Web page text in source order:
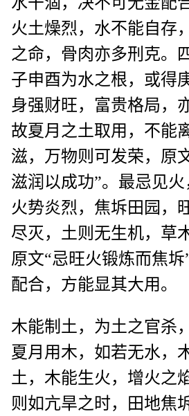
火土燥烈，水不能自存
之命，骨肉亦多刑克。
子申酉为水之根，或得
身强财旺，富贵格局，
故夏月之土取用，不能
滋，万物则可发荣，原
滋润以成功”。最忌见火
火势炎烈，焦坼田园，
尽灭，土则无生机，草
原文“忌旺火锻炼而焦
配合，方能显其大用。
木能制土，为土之官杀
夏月用木，如若无水，
土，木能生火，增火之
则如亢旱之时，田地焦